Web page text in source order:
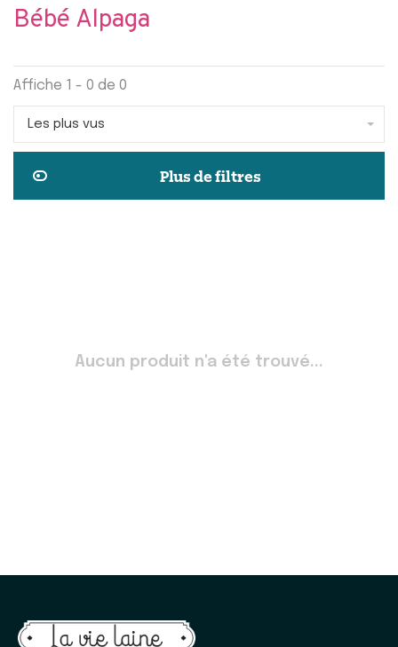
Bébé Alpaga
Affiche 1 - 0 de 0
Les plus vus
Plus de filtres
Aucun produit n'a été trouvé...